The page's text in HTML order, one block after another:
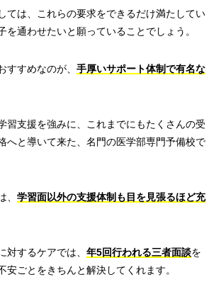
ては、これらの要求をできるだけ満たしてい
を通わせたいと願っていることでしょう。
すすめなのが、 手厚いサポート体制で有名な
習支援を強みに、これまでにもたくさんの受
へと導いて来た、名門の医学部専門予備校で
、 学習面以外の支援体制も目を見張るほど充
対するケアでは、 年5回行われる三者面談を
安ごとをきちんと解決してくれます。